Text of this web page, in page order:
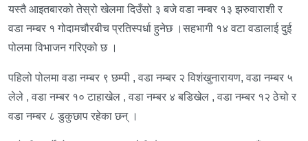
यस्तै आइतबारको तेस्रो खेलमा दिउँसो ३ बजे वडा नम्बर १३ झरुवाराशी र
वडा नम्बर १ गोदामचौरबीच प्रतिस्पर्धा हुनेछ ।सहभागी १४ वटा वडालाई दुई
पोलमा विभाजन गरिएको छ ।
पहिलो पोलमा वडा नम्बर ९ छम्पी , वडा नम्बर २ विशंखुनारायण, वडा नम्बर ५
लेले , वडा नम्बर १० टाहाखेल , वडा नम्बर ४ बडिखेल , वडा नम्बर १२ ठेचो र
वडा नम्बर ८ डुकुछाप रहेका छन् ।